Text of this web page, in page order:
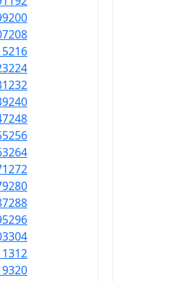
200
208
216
224
232
240
248
256
264
272
280
288
296
304
312
320